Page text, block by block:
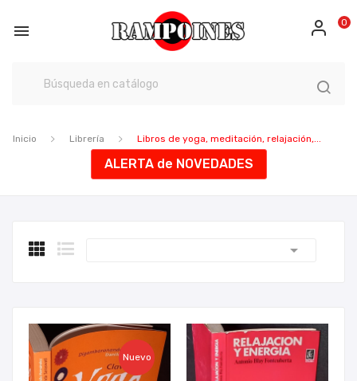
 0
Inicio Librería Libros de yoga, meditación, relajación,...
ALERTA de NOVEDADES

Nuevo